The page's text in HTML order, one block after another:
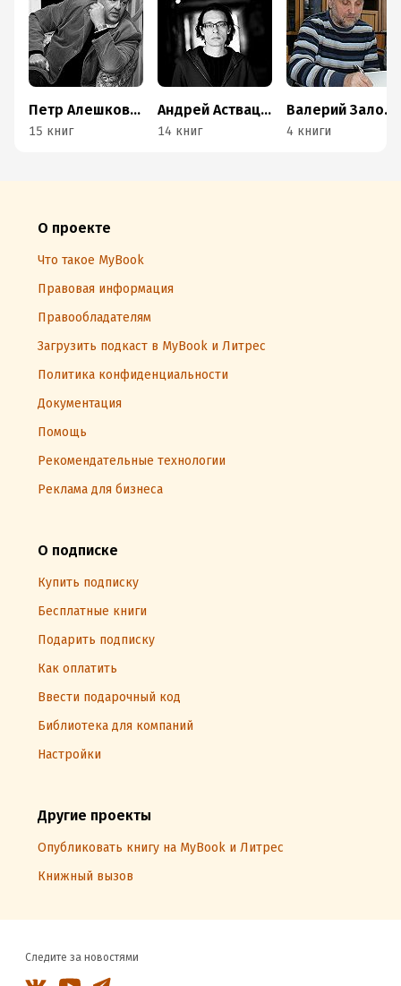
Петр Алешковский
15 книг
Андрей Аствацатуров
14 книг
Валерий Залотуха
4 книги
О проекте
Что такое MyBook
Правовая информация
Правообладателям
Загрузить подкаст в MyBook и Литрес
Политика конфиденциальности
Документация
Помощь
Рекомендательные технологии
Реклама для бизнеса
О подписке
Купить подписку
Бесплатные книги
Подарить подписку
Как оплатить
Ввести подарочный код
Библиотека для компаний
Настройки
Другие проекты
Опубликовать книгу на MyBook и Литрес
Книжный вызов
Следите за новостями